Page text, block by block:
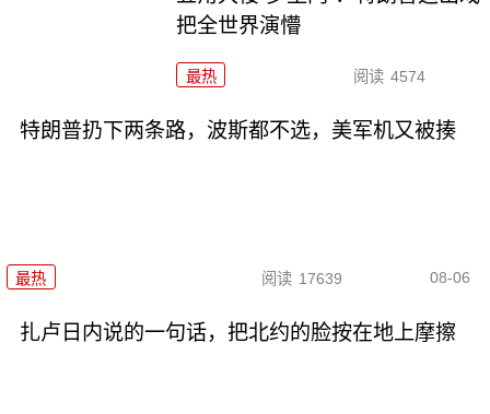
把全世界演懵
最热 阅读 4574
特朗普扔下两条路，波斯都不选，美军机又被揍
最热 阅读 17639 08-06
扎卢日内说的一句话，把北约的脸按在地上摩擦